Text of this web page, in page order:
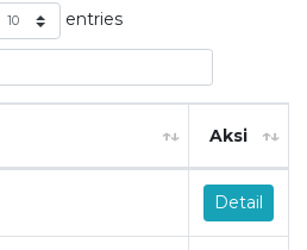
entries
Aksi
Detail